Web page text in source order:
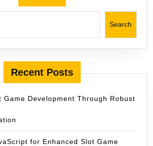
Search
Recent Posts
Game Development Through Robust
for Enhanced Slot Game